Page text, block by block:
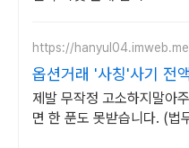
https://hanyul04.imweb.me
옵션거래 '사칭'사기 전
사례보유
제발 무작정 고소하지말아
면 한 푼도 못받습니다. (법